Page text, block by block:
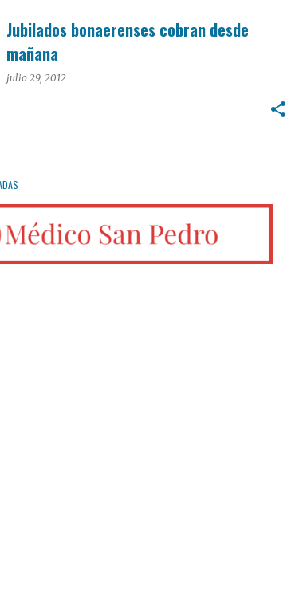
Jubilados bonaerenses cobran desde
mañana
julio 29, 2012